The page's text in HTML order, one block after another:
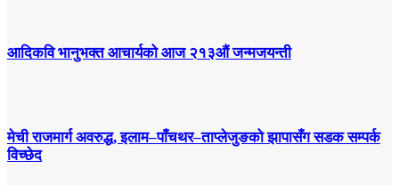
आदिकवि भानुभक्त आचार्यको आज २१३औं जन्मजयन्ती
मेची राजमार्ग अवरुद्ध, इलाम–पाँचथर–ताप्लेजुङको झापासँग सडक सम्पर्क
विच्छेद